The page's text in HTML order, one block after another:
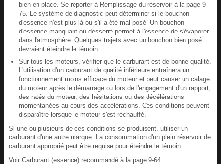
bien en place. Se reporter à Remplissage du réservoir à la page 9-
75. Le système de diagnostic peut déterminer si le bouchon
d'essence n'est plus là ou s'il a été mal posé. Un bouchon
d'essence manquant ou desserré permet à l'essence de s'évaporer
dans l'atmosphère. Quelques trajets avec un bouchon bien posé
devraient éteindre le témoin.
Sur tous les moteurs, vérifier que le carburant est de bonne qualité.
L'utilisation d'un carburant de qualité inférieure entraînera un
fonctionnement moins efficace du moteur et peut causer un calage
du moteur après le démarrage ou lors de l'engagement d'un rapport,
des ratés du moteur, des hésitations ou des décélérations
momentanées au cours des accélérations. Ces conditions peuvent
disparaître lorsque le moteur s'est réchauffé.
Si une ou plusieurs de ces conditions se produisent, utiliser un
carburant d'une autre marque. La consommation d'un plein réservoir de
carburant approprié peut être requise pour éteindre le témoin.
Voir Carburant (essence) recommandé à la page 9-64.